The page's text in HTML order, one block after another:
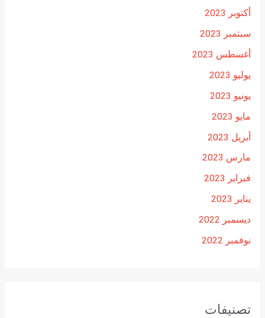
أكتوبر 2023
سبتمبر 2023
أغسطس 2023
يوليو 2023
يونيو 2023
مايو 2023
أبريل 2023
مارس 2023
فبراير 2023
يناير 2023
ديسمبر 2022
نوفمبر 2022
تصنيفات